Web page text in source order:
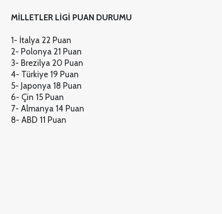
MİLLETLER LİGİ PUAN DURUMU
1- İtalya 22 Puan
2- Polonya 21 Puan
3- Brezilya 20 Puan
4- Türkiye 19 Puan
5- Japonya 18 Puan
6- Çin 15 Puan
7- Almanya 14 Puan
8- ABD 11 Puan